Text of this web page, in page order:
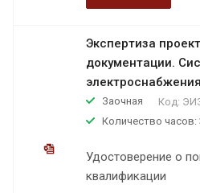
Экспертиза
документации.
электроснабжения
Заочная Код:
Количество часов:
Удостоверение о
квалификации